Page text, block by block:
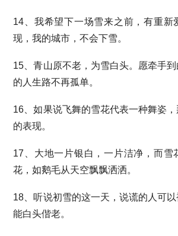
14、我希望下一场雪来之前，有重新
现，我的城市，不会下雪。
15、青山原不老，为雪白头。愿牵手
的人生路不再孤单。
16、如果说飞舞的雪花代表一种舞姿
的表现。
17、大地一片银白，一片洁净，而雪
花，如鹅毛从天空飘飘洒洒。
18、听说初雪的这一天，说谎的人可
能白头偕老。